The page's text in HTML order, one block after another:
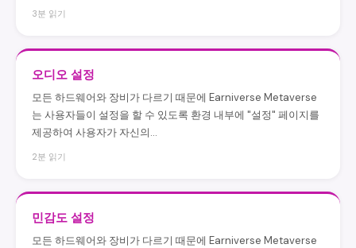
3분 읽기
오디오 설정
모든 하드웨어와 장비가 다르기 때문에 Earniverse Metaverse
는 사용자들이 설정을 할 수 있도록 환경 내부에 "설정" 페이지를
제공하여 사용자가 자신의...
2분 읽기
민감도 설정
모든 하드웨어와 장비가 다르기 때문에 Earniverse Metaverse